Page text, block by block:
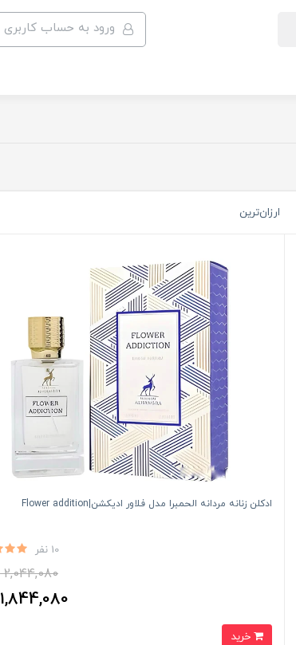
ورود به حساب کاربری
ارزان‌ترین
ادكلن زنانه مردانه الحمبرا مدل فلاور اديكشن|Flower addition
10 نفر
2,044,080
1,844,080
خرید